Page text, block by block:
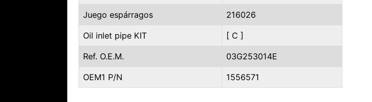
Juego espárragos 216026
Oil inlet pipe KIT [ C ]
Ref. O.E.M. 03G253014E
OEM1 P/N 1556571